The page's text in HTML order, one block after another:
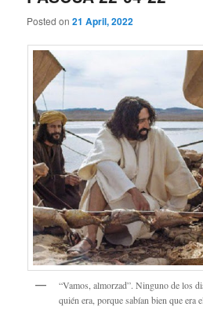
Posted on21 April, 2022
“Vamos, almorzad”. Ninguno de los
quién era, porque sabían bien que era